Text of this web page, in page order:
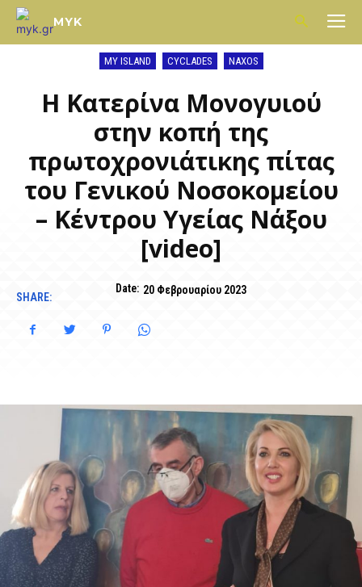
MYK
MY ISLAND CYCLADES NAXOS
Η Κατερίνα Μονογυιού
στην κοπή της
πρωτοχρονιάτικης πίτας
του Γενικού Νοσοκομείου
– Κέντρου Υγείας Νάξου
[video]
Date: 20 Φεβρουαρίου 2023
SHARE: